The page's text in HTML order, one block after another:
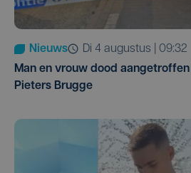
Nieuws
di 4 augustus | 09:32
Man en vrouw dood
Pieters Brugge